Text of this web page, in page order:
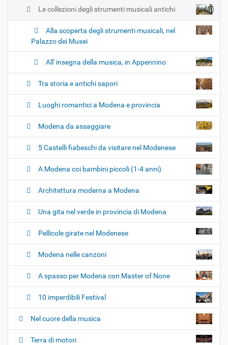
Le collezioni degli strumenti musicali antichi
Alla scoperta degli strumenti musicali, nel
Palazzo dei Musei
All' insegna della musica, in Appennino
Tra storia e antichi sapori
Luoghi romantici a Modena e provincia
Modena da assaggiare
5 Castelli fiabeschi da visitare nel Modenese
A Modena coi bambini piccoli (1-4 anni)
Architettura moderna a Modena
Una gita nel verde in provincia di Modena
Pellicole girate nel Modenese
Modena nelle canzoni
A spasso per Modena con Master of None
10 imperdibili Festival
Nel cuore della musica
Terra di motori